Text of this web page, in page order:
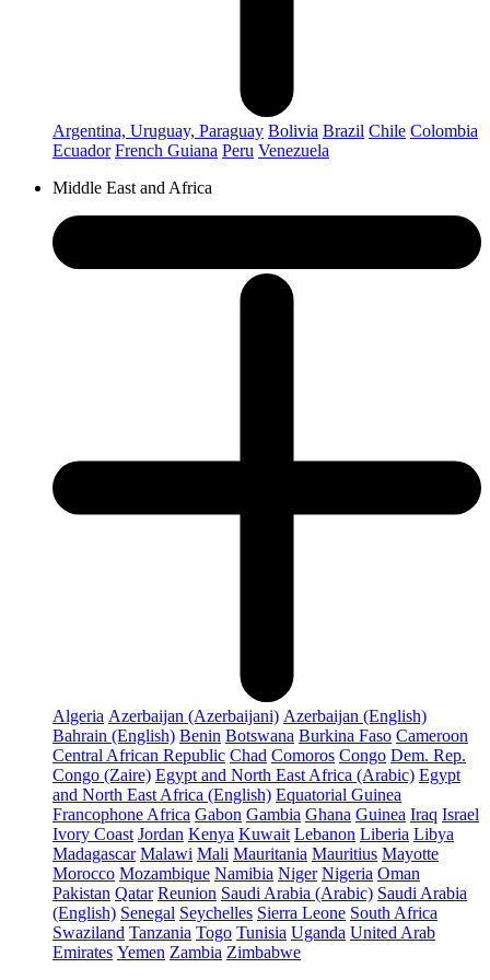
Argentina, Uruguay, Paraguay Bolivia Brazil Chile Colombia
Ecuador French Guiana Peru Venezuela
Middle East and Africa
Algeria Azerbaijan (Azerbaijani) Azerbaijan (English)
Bahrain (English) Benin Botswana Burkina Faso Cameroon
Central African Republic Chad Comoros Congo Dem. Rep.
Congo (Zaire) Egypt and North East Africa (Arabic) Egypt
and North East Africa (English) Equatorial Guinea
Francophone Africa Gabon Gambia Ghana Guinea Iraq Israel
Ivory Coast Jordan Kenya Kuwait Lebanon Liberia Libya
Madagascar Malawi Mali Mauritania Mauritius Mayotte
Morocco Mozambique Namibia Niger Nigeria Oman
Pakistan Qatar Reunion Saudi Arabia (Arabic) Saudi Arabia
(English) Senegal Seychelles Sierra Leone South Africa
Swaziland Tanzania Togo Tunisia Uganda United Arab
Emirates Yemen Zambia Zimbabwe